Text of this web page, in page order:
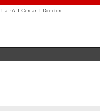
I a ·A I CercarI Directori